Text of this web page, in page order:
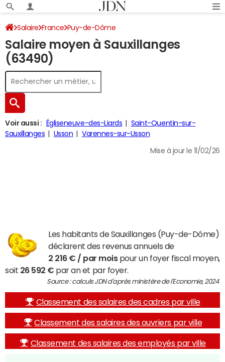
Salaire France Puy-de-Dôme
Salaire moyen à Sauxillanges
(63490)
Voir aussi : Égliseneuve-des-Liards
Saint-Quentin-sur-
Sauxillanges
Usson Varennes-sur-Usson
Mise à jour le 11/02/26
Les habitants de Sauxillanges (Puy-de-Dôme)
déclarent des revenus annuels de
2 216 € / par moispour un foyer fiscal moyen,
soit 26 592 € par an et par foyer.
Source : calculs JDN d'après ministère de l'Economie, 2024
Classement des salaires des cadres par ville
Classement des salaires des ouvriers par ville
Classement des salaires des employés par ville